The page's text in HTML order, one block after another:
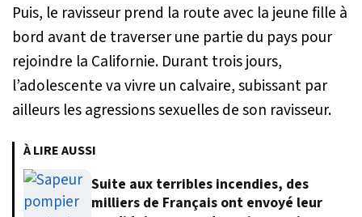
Puis, le ravisseur prend la route avec la jeune fille à
bord avant de traverser une partie du pays pour
rejoindre la Californie. Durant trois jours,
l’adolescente va vivre un calvaire, subissant par
ailleurs les agressions sexuelles de son ravisseur.
À LIRE AUSSI
Suite aux terribles incendies, des
milliers de Français ont envoyé leur